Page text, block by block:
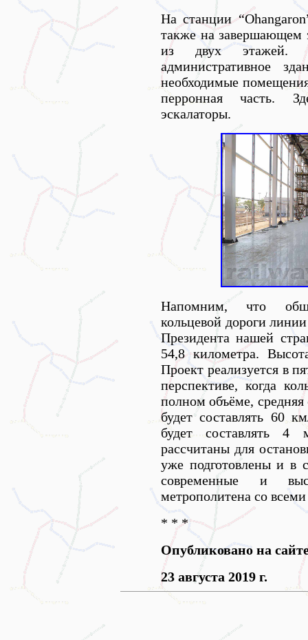
На станции
также на завершающем
из двух этажей.
административное
необходимые
перронная часть.
эскалаторы.
Напомним, что
кольцевой дороги
Президента нашей
54,8 километра.
Проект реализуется в
перспективе, когда
полном объёме,
будет составлять 60
будет составлять 4
рассчитаны для
уже подготовлены и в
современные и
метрополитена со
* * *
Опубликовано на
23 августа 2019 г.